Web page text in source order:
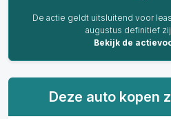
De actie geldt uitsluitend voor
augustus definitief
Bekijk de
Deze auto kopen